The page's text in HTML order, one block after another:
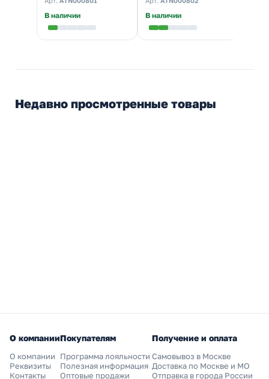
В наличии В наличии
Недавно просмотренные товары
О компании
О компании
Реквизиты
Контакты
Покупателям
Программа лояльности
Полезная информация
Оптовые продажи
Получение и оплата
Самовывоз в Москве
Доставка по Москве и МО
Отправка в города России